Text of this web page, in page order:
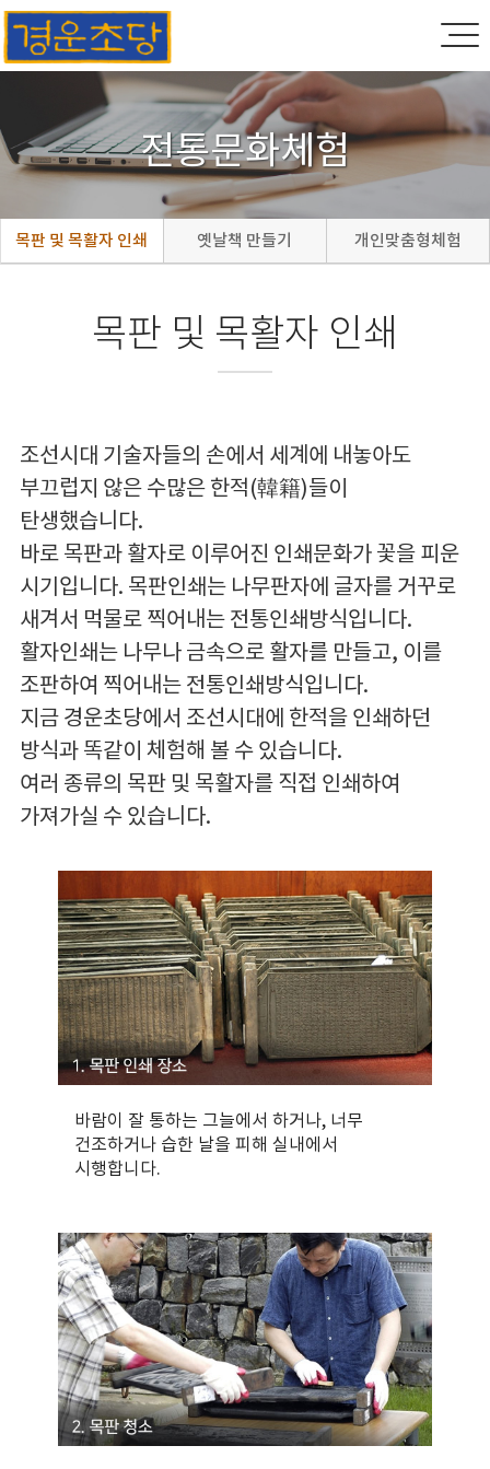
전통문화체험
목판 및 목활자 인쇄 옛날책 만들기 개인맞춤형체험
목판 및 목활자 인쇄
조선시대 기술자들의 손에서 세계에 내놓아도
부끄럽지 않은 수많은 한적(韓籍)들이
탄생했습니다.
바로 목판과 활자로 이루어진 인쇄문화가 꽃을 피운
시기입니다. 목판인쇄는 나무판자에 글자를 거꾸로
새겨서 먹물로 찍어내는 전통인쇄방식입니다.
활자인쇄는 나무나 금속으로 활자를 만들고, 이를
조판하여 찍어내는 전통인쇄방식입니다.
지금 경운초당에서 조선시대에 한적을 인쇄하던
방식과 똑같이 체험해 볼 수 있습니다.
여러 종류의 목판 및 목활자를 직접 인쇄하여
가져가실 수 있습니다.
바람이 잘 통하는 그늘에서 하거나, 너무
건조하거나 습한 날을 피해 실내에서
시행합니다.